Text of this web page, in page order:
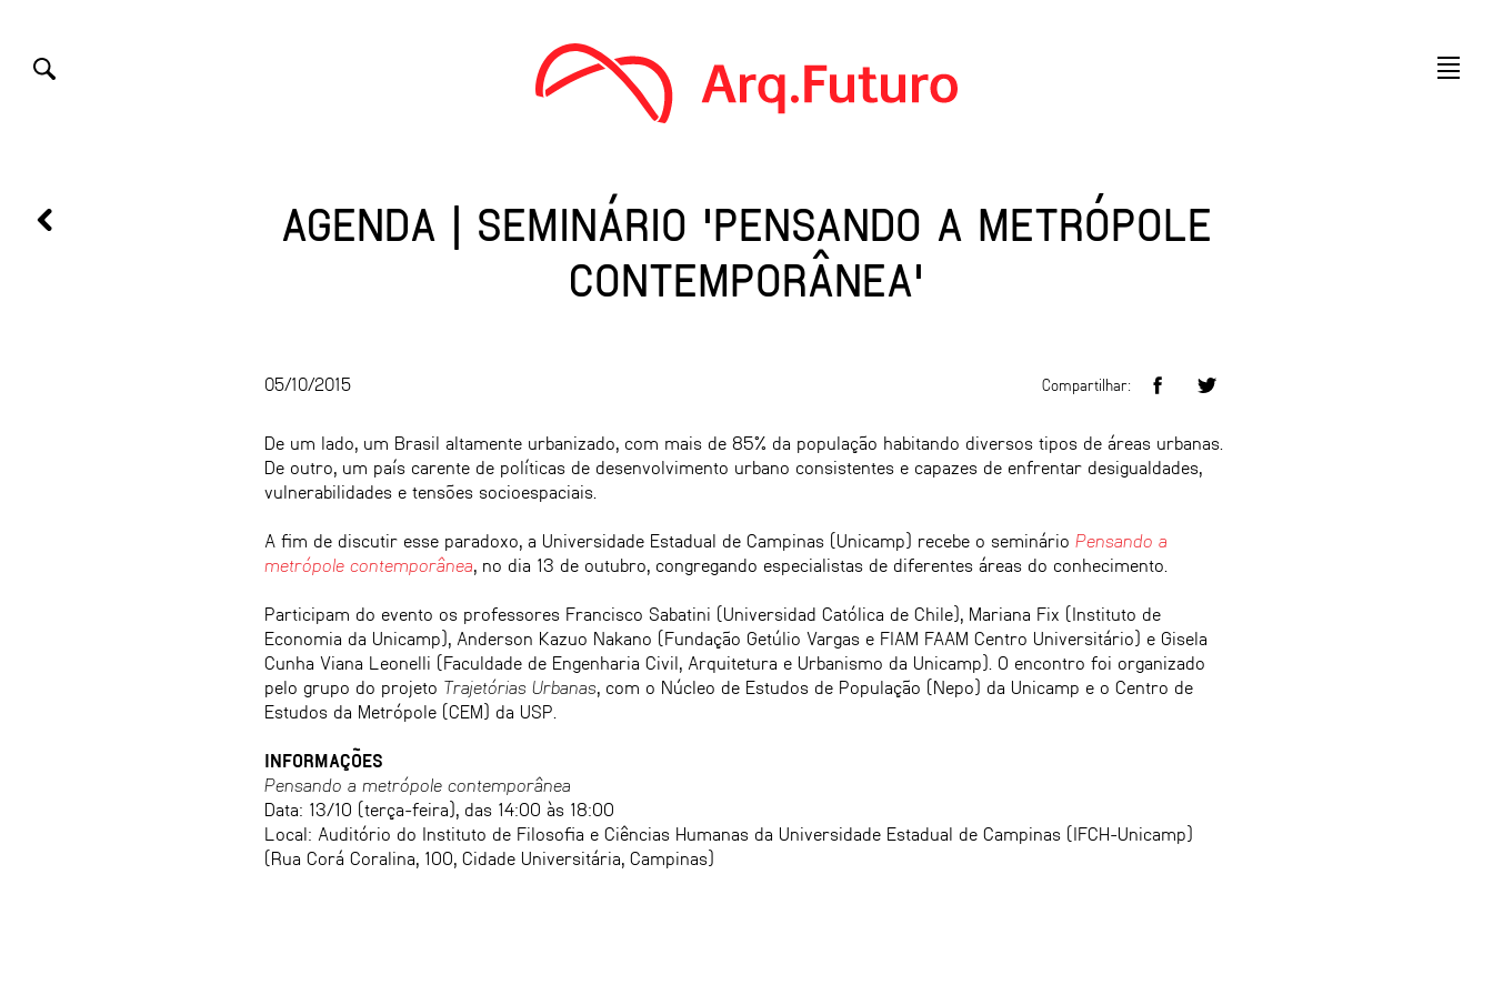
AGENDA | SEMINÁRIO 'PENSANDO A METRÓPOLE
CONTEMPORÂNEA'
05/10/2015 Compartilhar:
De um lado, um Brasil altamente urbanizado, com mais de 85% da população habitando diversos tipos de áreas urbanas.
De outro, um país carente de políticas de desenvolvimento urbano consistentes e capazes de enfrentar desigualdades,
vulnerabilidades e tensões socioespaciais.
A fim de discutir esse paradoxo, a Universidade Estadual de Campinas (Unicamp) recebe o seminário Pensando a
metrópole contemporânea, no dia 13 de outubro, congregando especialistas de diferentes áreas do conhecimento.
Participam do evento os professores Francisco Sabatini (Universidad Católica de Chile), Mariana Fix (Instituto de
Economia da Unicamp), Anderson Kazuo Nakano (Fundação Getúlio Vargas e FIAM FAAM Centro Universitário) e Gisela
Cunha Viana Leonelli (Faculdade de Engenharia Civil, Arquitetura e Urbanismo da Unicamp). O encontro foi organizado
pelo grupo do projeto Trajetórias Urbanas, com o Núcleo de Estudos de População (Nepo) da Unicamp e o Centro de
Estudos da Metrópole (CEM) da USP.
INFORMAÇÕES
Pensando a metrópole contemporânea
Data: 13/10 (terça-feira), das 14:00 às 18:00
Local: Auditório do Instituto de Filosofia e Ciências Humanas da Universidade Estadual de Campinas (IFCH-Unicamp)
(Rua Corá Coralina, 100, Cidade Universitária, Campinas)